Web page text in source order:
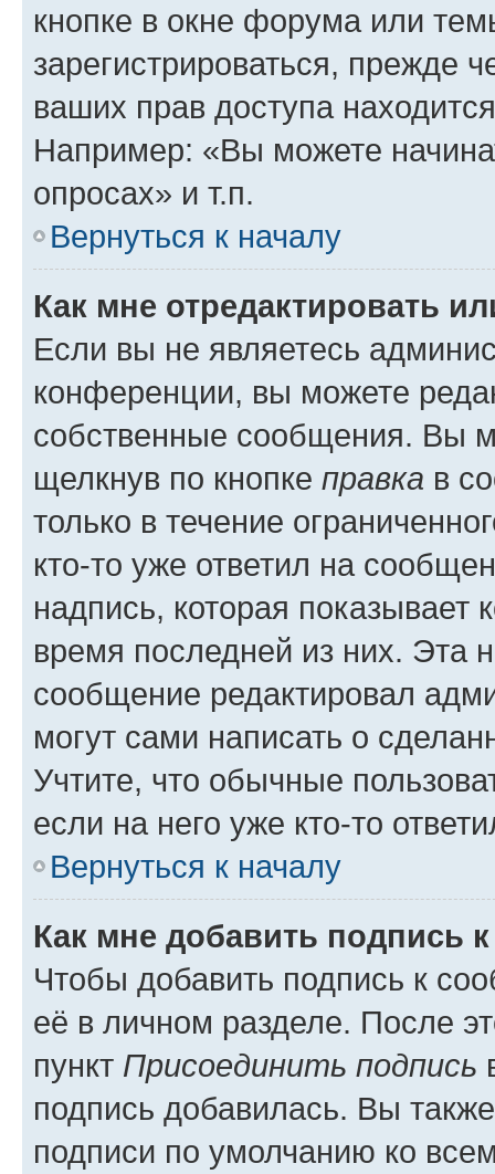
кнопке в окне форума или
зарегистрироваться, прежде
ваших прав доступа
Например: «Вы можете
опросах» и т.п.
Вернуться к началу
Как мне отредактировать
Если вы не являетесь
конференции, вы можете
собственные сообщения. Вы
щелкнув по кнопке правка в
только в течение
кто-то уже ответил на
надпись, которая показывает
время последней из них. Эта
сообщение редактировал
могут сами написать о
Учтите, что обычные
если на него уже кто-то
Вернуться к началу
Как мне добавить подпись
Чтобы добавить подпись к
её в личном разделе. После
пункт Присоединить подпись
подпись добавилась. Вы
подписи по умолчанию ко